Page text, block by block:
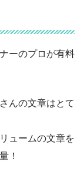
ーのプロが有料
んの文章はとて
ュームの文章を
！